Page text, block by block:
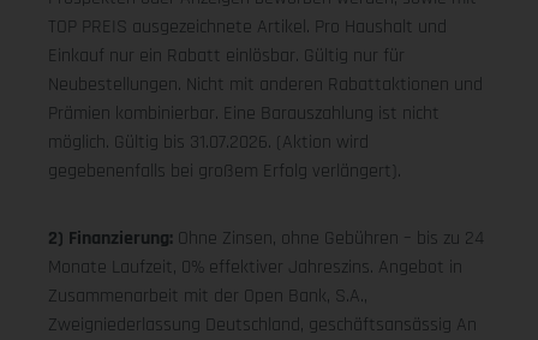
TOP PREIS ausgezeichnete Artikel. Pro Haushalt und
Einkauf nur ein Rabatt einlösbar. Gültig nur für
Neubestellungen. Nicht mit anderen Rabattaktionen und
Prämien kombinierbar. Eine Barauszahlung ist nicht
möglich. Gültig bis 31.07.2026. (Aktion wird
gegebenenfalls bei großem Erfolg verlängert).
2) Finanzierung: Ohne Zinsen, ohne Gebühren – bis zu 24
Monate Laufzeit, 0% effektiver Jahreszins. Angebot in
Zusammenarbeit mit der Open Bank, S.A.,
Zweigniederlassung Deutschland, geschäftsansässig An